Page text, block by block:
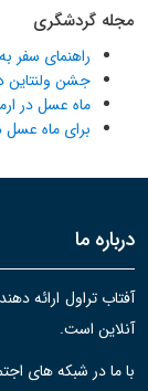
مجله گردشگری
راهنمای سفر
جشن ولنتاین
ماه عسل در
برای ماه عسل
درباره ما
آفتاب تراول ارائه
آنلاین است.
با ما در شبکه های